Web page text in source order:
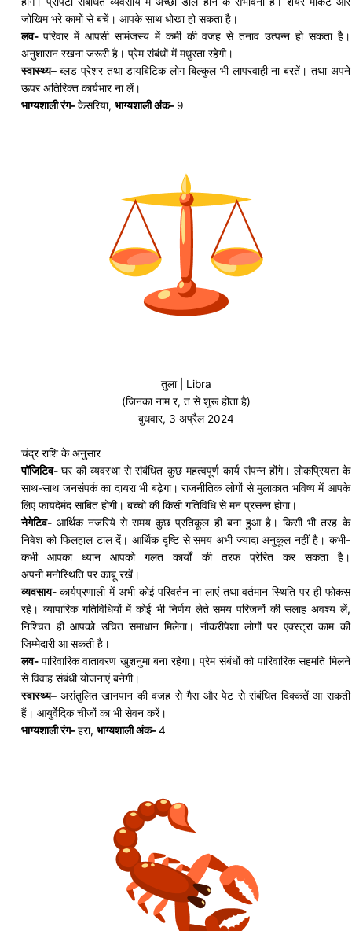
जोखिम भरे कामों से बचें। आपके साथ धोखा हो सकता है।
लव-परिवार में आपसी सामंजस्यमें कमी की वजह से तनाव उत्पन्न हो सकता है।
अनुशासन रखना जरूरी है। प्रेम संबंधों में मधुरता रहेगी।
स्वास्थ्य–ब्लड प्रेशर तथाडायबिटिकलोग बिल्कुल भी लापरवाही ना बरतें। तथा अपने
ऊपर अतिरिक्त कार्यभार ना लें।
भाग्यशाली रंग-केसरिया,भाग्यशाली अंक- 9
तुला | Libra
(जिनका नाम र, त से शुरू होता है)
बुधवार, 3 अप्रैल 2024
चंद्र राशि के अनुसार
पॉजिटिव-घर की व्यवस्था से संबंधित कुछ महत्वपूर्ण कार्य संपन्न होंगे। लोकप्रियता के
साथ-साथ जनसंपर्क का दायरा भी बढ़ेगा। राजनीतिक लोगों से मुलाकात भविष्य में आपके
लिए फायदेमंद साबित होगी। बच्चों की किसी गतिविधि से मन प्रसन्न होगा।
नेगेटिव- आर्थिक नजरियेसे समय कुछ प्रतिकूल ही बना हुआ है। किसी भी तरह के
निवेश को फिलहाल टाल दें। आर्थिक दृष्टि से समय अभी ज्यादा अनुकूल नहीं है। कभी-
कभी आपका ध्यान आपको गलत कार्यों की तरफ प्रेरित कर सकता है।
अपनीमनोस्थिति पर काबू रखें।
व्यवसाय-कार्यप्रणाली में अभी कोई परिवर्तन ना लाएं तथा वर्तमान स्थिति पर ही फोकस
रहे। व्यापारिक गतिविधियों में कोई भी निर्णय लेते समय परिजनों की सलाह अवश्य लें,
निश्चित ही आपको उचित समाधान मिलेगा। नौकरीपेशा लोगों पर एक्स्ट्राकाम की
जिम्मेदारी आ सकती है।
लव- पारिवारिक वातावरण खुशनुमा बना रहेगा। प्रेम संबंधों को पारिवारिक सहमति मिलने
से विवाह संबंधी योजनाएं बनेगी।
स्वास्थ्य– असंतुलित खानपान की वजह से गैस और पेट से संबंधित दिक्कतें आ सकती
हैं। आयुर्वेदिक चीजों का भी सेवन करें।
भाग्यशाली रंग-हरा,भाग्यशाली अंक-4